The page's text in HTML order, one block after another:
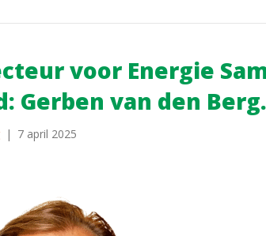
voor Energie
Gerben van den Berg.
| 7 april 2025